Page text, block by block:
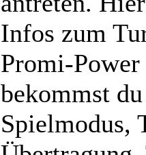
Infos zum
Promi-
bekommst
Spielmodus,